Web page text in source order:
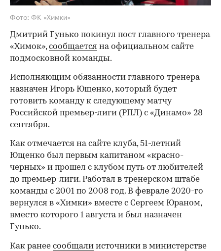
Фото: ФК «Химки»
Дмитрий Гунько покинул пост главного тренера
«Химок»,сообщается на официальном сайте
подмосковной команды.
Исполняющим обязанности главного тренера
назначен Игорь Ющенко, который будет
готовить команду к следующему матчу
Российской премьер-лиги (РПЛ) с «Динамо» 28
сентября.
Как отмечается на сайте клуба, 51-летний
Ющенко был первым капитаном «красно-
черных» и прошел с клубом путь от любителей
до премьер-лиги. Работал в тренерском штабе
команды с 2001 по 2008 год. В феврале 2020-го
вернулся в «Химки» вместе с Сергеем Юраном,
вместо которого 1 августа и был назначен
Гунько.
Как ранее сообщали источники в министерстве